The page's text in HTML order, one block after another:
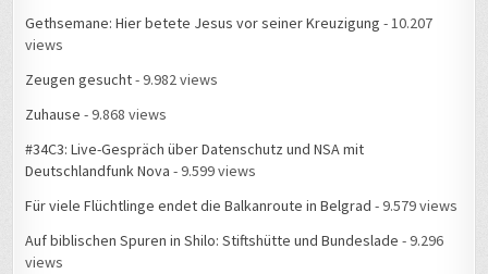
Gethsemane: Hier betete Jesus vor seiner Kreuzigung - 10.207
views
Zeugen gesucht- 9.982 views
Zuhause - 9.868 views
#34C3: Live-Gespräch über Datenschutz und NSA mit
Deutschlandfunk Nova - 9.599 views
Für viele Flüchtlinge endet die Balkanroute in Belgrad - 9.579 views
Auf biblischen Spuren in Shilo: Stiftshütte und Bundeslade - 9.296
views